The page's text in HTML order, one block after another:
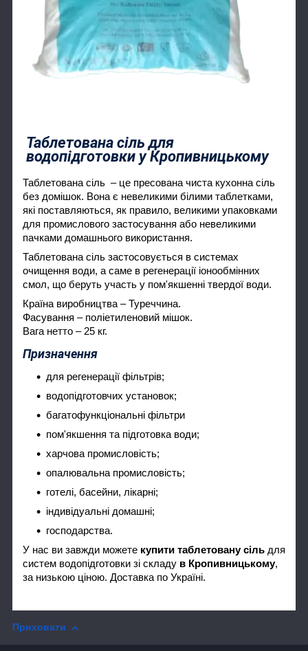
Таблетована сіль для
водопідготовки у Кропивницькому
Таблетована сіль – це пресована чиста кухонна сіль
без домішок. Вона є невеликими білими таблетками,
які поставляються, як правило, великими упаковками
для промислового застосування або невеликими
пачками домашнього використання.
Таблетована сіль застосовується в системах
очищення води, а саме в регенерації іонообмінних
смол, що беруть участь у пом'якшенні твердої води.
Країна виробництва – Туреччина.
Фасування – поліетиленовий мішок.
Вага нетто – 25 кг.
Призначення
для регенерації фільтрів;
водопідготовчих установок;
багатофункціональні фільтри
пом'якшення та підготовка води;
харчова промисловість;
опалювальна промисловість;
готелі, басейни, лікарні;
індивідуальні домашні;
господарства.
У нас ви завжди можете купити таблетовану сіль для
систем водопідготовки зі складу в Кропивницькому,
за низькою ціною. Доставка по Україні.
Приховати